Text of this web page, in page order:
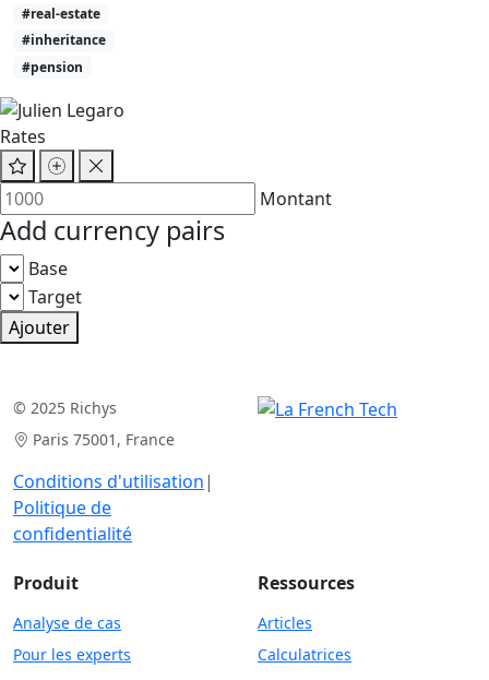
#real-estate
#inheritance
#pension
Rates
Montant
Add currency pairs
Base
Target
Ajouter
© 2025 Richys
Paris 75001, France
Conditions d'utilisation|
Politique de
confidentialité
Produit
Analyse de cas
Pour les experts
Ressources
Articles
Calculatrices